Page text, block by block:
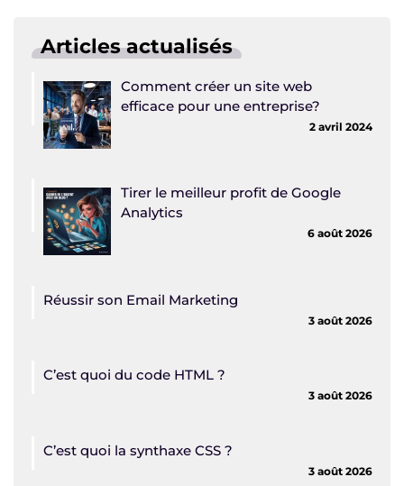
Articles actualisés
Comment créer un site web
efficace pour une entreprise?
2 avril 2024
Tirer le meilleur profit de Google
Analytics
6 août 2026
Réussir son Email Marketing
3 août 2026
C’est quoi du code HTML ?
3 août 2026
C’est quoi la synthaxe CSS ?
3 août 2026